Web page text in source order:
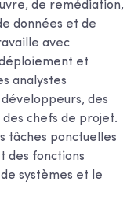
de remédiation,
données et de
avec
et
analystes
des
chefs de projet.
tâches ponctuelles
des fonctions
systèmes et le